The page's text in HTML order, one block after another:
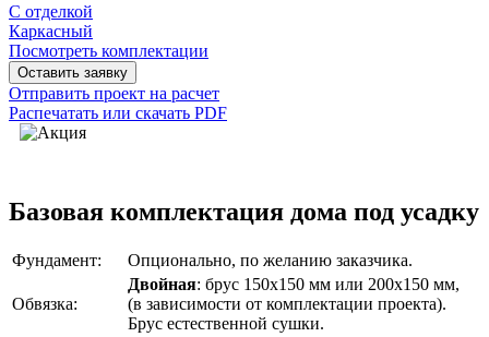
С отделкой
Каркасный
Посмотреть комплектации
Оставить заявку
Отправить проект на расчет
Распечатать или скачать PDF
Базовая комплектация дома под усадку
Фундамент: Опционально, по желанию заказчика.
Обвязка:
Двойная: брус 150х150 мм или 200х150 мм,
(в зависимости от комплектации проекта).
Брус естественной сушки.